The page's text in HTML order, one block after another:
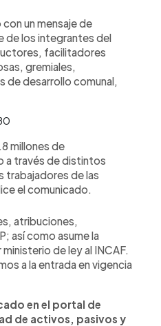
un mensaje de
de los integrantes del
facilitadores
gremiales,
de desarrollo comunal,
millones de
a través de distintos
trabajadores de las
el comunicado.
atribuciones,
así como asume la
de ley al INCAF.
a la entrada en vigencia
en el portal de
de activos, pasivos y